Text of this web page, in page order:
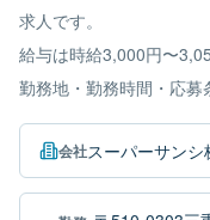
求人です。
給与は時給3,000円〜
勤務地・勤務時間・応募
会社スーパーサンシ